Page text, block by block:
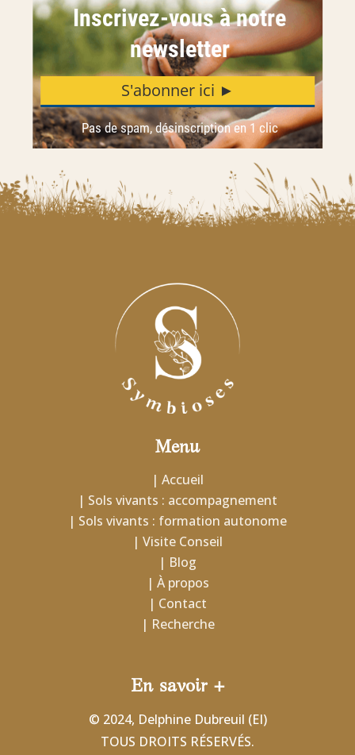
Menu
| Accueil
| Sols vivants : accompagnement
| Sols vivants : formation autonome
| Visite Conseil
| Blog
| À propos
| Contact
| Recherche
En savoir +
© 2024, Delphine Dubreuil (EI)
TOUS DROITS RÉSERVÉS.